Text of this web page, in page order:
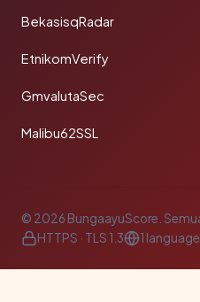
BekasisqRadar
EtnikomVerify
GmvalutaSec
Malibu62SSL
© 2026 BungaayuScore.
HTTPS · TLS 1.3
1